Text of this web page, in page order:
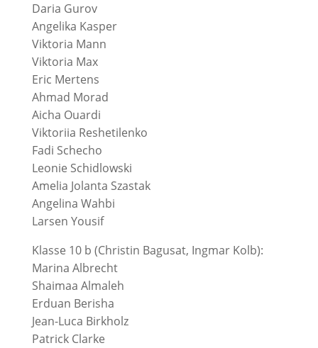
Daria Gurov
Angelika Kasper
Viktoria Mann
Viktoria Max
Eric Mertens
Ahmad Morad
Aicha Ouardi
Viktoriia Reshetilenko
Fadi Schecho
Leonie Schidlowski
Amelia Jolanta Szastak
Angelina Wahbi
Larsen Yousif
Klasse 10 b (Christin Bagusat, Ingmar Kolb):
Marina Albrecht
Shaimaa Almaleh
Erduan Berisha
Jean-Luca Birkholz
Patrick Clarke